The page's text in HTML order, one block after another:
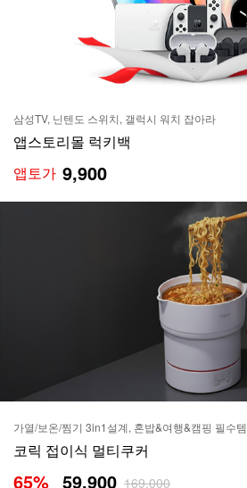
삼성TV, 닌텐도 스위치, 갤럭시 워치 잡아라
앱스토리몰 럭키백
앱토가 9,900
가열/보온/찜기 3in1설계, 혼밥&여행&캠핑 필수템
코릭 접이식 멀티쿠커
65% 59,900 169,000